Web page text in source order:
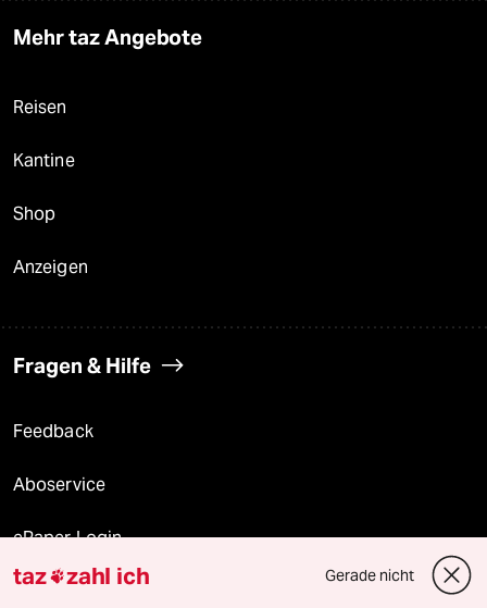
Mehr taz Angebote
Reisen
Kantine
Shop
Anzeigen
Fragen & Hilfe
Feedback
Aboservice
ePaper Login
Downloads für Abonnierende
taz zahl ich Gerade nicht